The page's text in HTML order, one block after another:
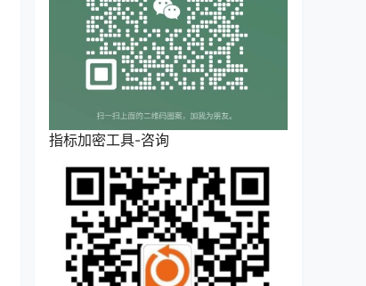
指标加密工具-咨询